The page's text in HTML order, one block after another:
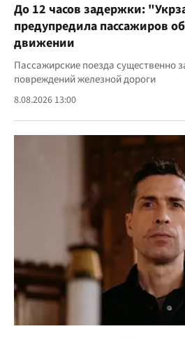
До 12 часов задержки:
предупредила пассажиров
движении
Пассажирские поезда существенно
повреждений железной дороги
8.08.2026 13:00